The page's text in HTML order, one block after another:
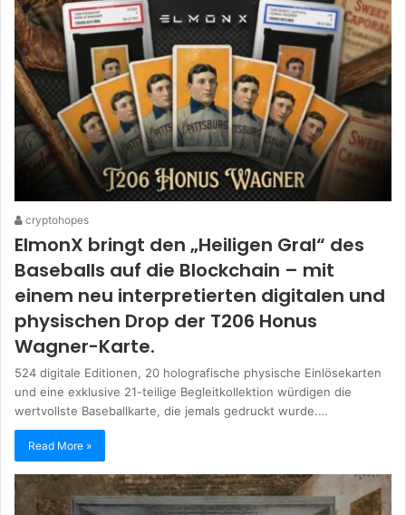
cryptohopes
ElmonX bringt den „Heiligen Gral“ des
Baseballs auf die Blockchain – mit
einem neu interpretierten digitalen und
physischen Drop der T206 Honus
Wagner-Karte.
524 digitale Editionen, 20 holografische physische Einlösekarten
und eine exklusive 21-teilige Begleitkollektion würdigen die
wertvollste Baseballkarte, die jemals gedruckt wurde.…
Read More »